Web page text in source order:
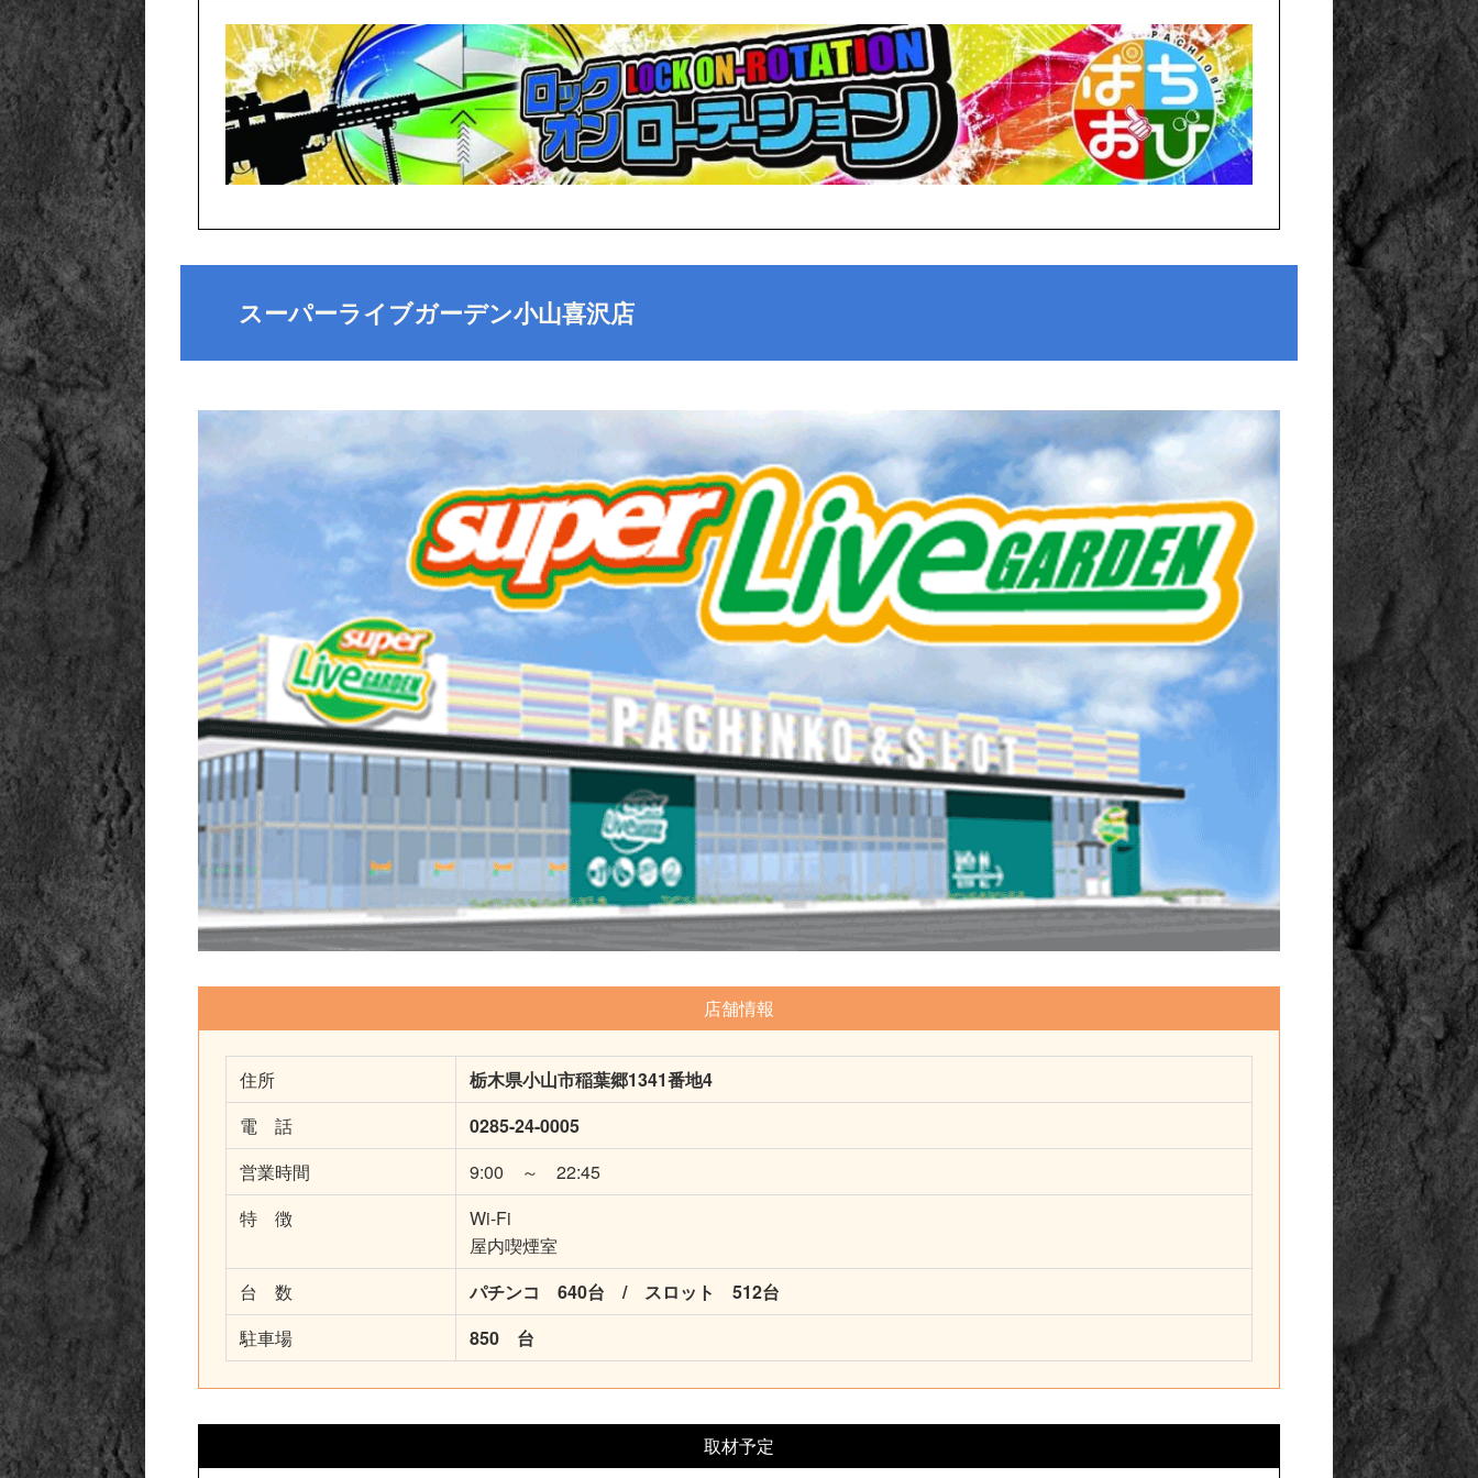
スーパーライブガーデン小山喜沢店
店舗情報
住所
栃木県小山市稲葉郷1341番地4
電 話
0285-24-0005
営業時間
9:00 ～ 22:45
特 徴
Wi-Fi
屋内喫煙室
台 数
パチンコ 640台 / スロット 512台
駐車場
850 台
取材予定